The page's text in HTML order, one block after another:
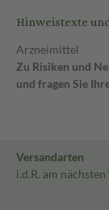
Hinweistexte
Arzneimittel
Zu Risiken und
und fragen Sie
Versandarten
i.d.R. am